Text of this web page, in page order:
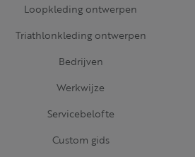
Loopkleding ontwerpen
Triathlonkleding ontwerpen
Bedrijven
Werkwijze
Servicebelofte
Custom gids